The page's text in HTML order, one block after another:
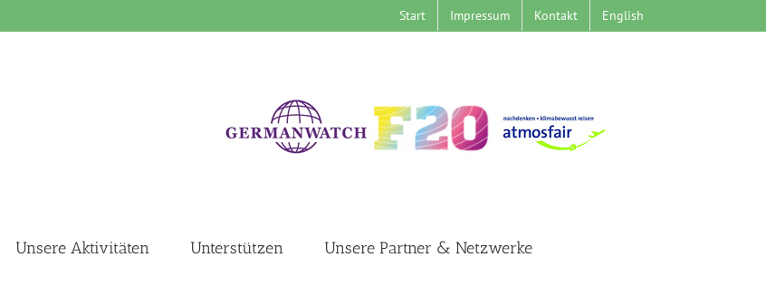
Start Impressum Kontakt English
Unsere Aktivitäten Unterstützen Unsere Partner & Netzwerke